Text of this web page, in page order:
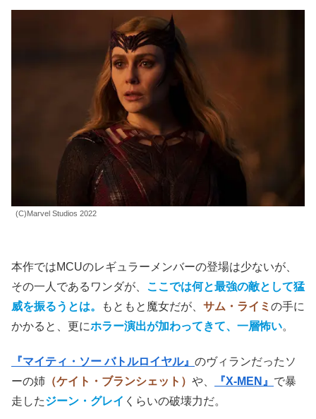
(C)Marvel Studios 2022
本作ではMCUのレギュラーメンバーの登場は少ないが、
その一人であるワンダが、 ここでは何と最強の敵として猛
威を振るうとは。
もともと魔女だが、 サム・ライミ の手に
かかると、更にホラー演出が加わってきて、一層怖い。
『マイティ・ソー バトルロイヤル』 のヴィランだったソ
ーの姉 （ケイト・ブランシェット） や、 『X-MEN』 で暴
走したジーン・グレイ くらいの破壊力だ。